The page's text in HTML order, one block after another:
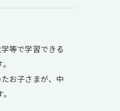
等で学習できる
お子さまが、中